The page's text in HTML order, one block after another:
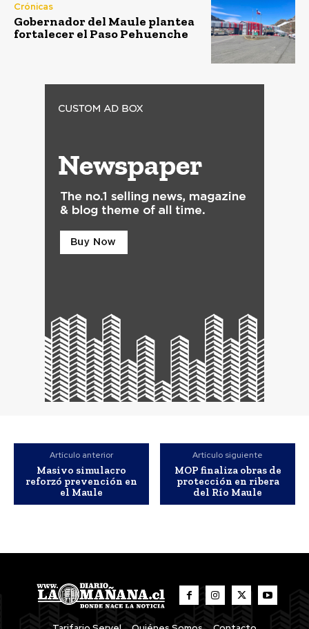
Crónicas
Gobernador del Maule plantea
fortalecer el Paso Pehuenche
Artículo anterior
Masivo simulacro
reforzó prevención en
el Maule
Artículo siguiente
MOP finaliza obras de
protección en ribera
del Río Maule